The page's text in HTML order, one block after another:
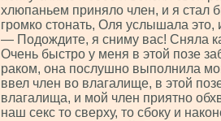
хлюпаньем приняло член, и я стал
громко стонать, Оля услышала это,
— Подождите, я сниму вас! Сняла
Очень быстро у меня в этой позе
раком, она послушно выполнила
ввел член во влагалище, в этой
влагалища, и мой член приятно
наш секс то сверху, то сбоку и